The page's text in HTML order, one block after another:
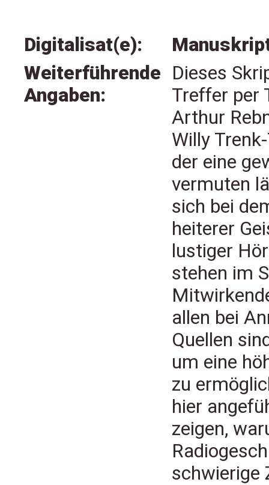
Digitalisat(e):
Weiterführende
Angaben:
Dieses
Treffer per
Arthur
Willy
der eine
vermuten
sich bei
heiterer
lustiger
stehen im
allen bei
Quellen
um eine
zu
hier
zeigen,
schwierige